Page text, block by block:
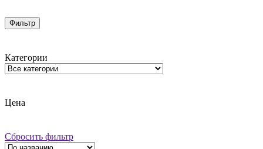
Фильтр
Категории
Цена
Сбросить фильтр